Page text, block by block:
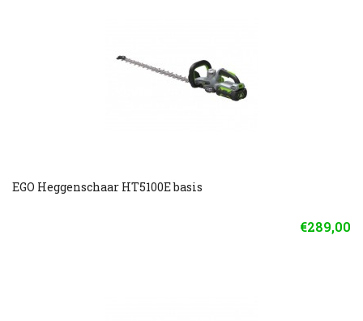
EGO Heggenschaar HT5100E basis
€289,00